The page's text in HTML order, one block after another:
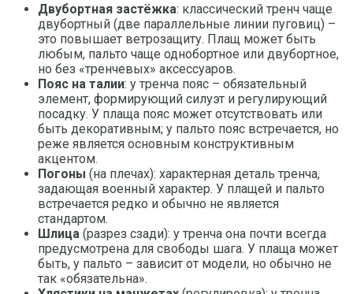
Двубортная застёжка: классический тренч чаще
двубортный (две параллельные линии пуговиц) –
это повышает ветрозащиту. Плащ может быть
любым, пальто чаще однобортное или двубортное,
но без «тренчевых» аксессуаров.
Пояс на талии: у тренча пояс – обязательный
элемент, формирующий силуэт и регулирующий
посадку. У плаща пояс может отсутствовать или
быть декоративным; у пальто пояс встречается, но
реже является основным конструктивным
акцентом.
Погоны (на плечах): характерная деталь тренча,
задающая военный характер. У плащей и пальто
встречается редко и обычно не является
стандартом.
Шлица (разрез сзади): у тренча она почти всегда
предусмотрена для свободы шага. У плаща может
быть, у пальто – зависит от модели, но обычно не
так «обязательна».